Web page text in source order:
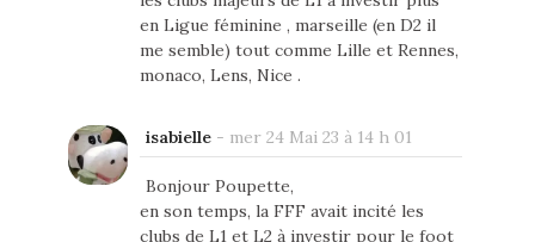
en Ligue féminine , marseille (en D2 il
me semble) tout comme Lille et Rennes,
monaco, Lens, Nice .
isabielle- mer 24 Mai 23 à 14 h 01
Bonjour Poupette,
en son temps, la FFF avait incité les
clubs de L1 et L2 à investir pour le foot